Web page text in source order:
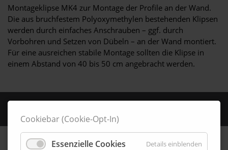
Montageklipse MK4 zur Montage der Profile an der Wand.
Die aus bruchfestem Polyoxymethylen bestehenden Klipsen
werden durch einfaches Anschrauben – ggf. durch
Vorbohren und Setzen von Dübeln – an der Wand montiert.
Für eine ausreichen stabile Montage sollten die Klipse in
einem Abstand von 40 bis 50 cm angebracht werden.
Cookiebar (Cookie-Opt-In)
Essenzielle Cookies Details einblenden